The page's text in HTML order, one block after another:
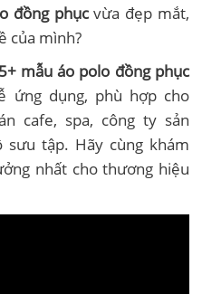
đồng phụcvừa đẹp mắt,
của mình?
mẫu áo polo đồng phục
ứng dụng, phù hợp cho
cafe, spa, công ty sản
tập. Hãy cùng khám
nhất cho thương hiệu